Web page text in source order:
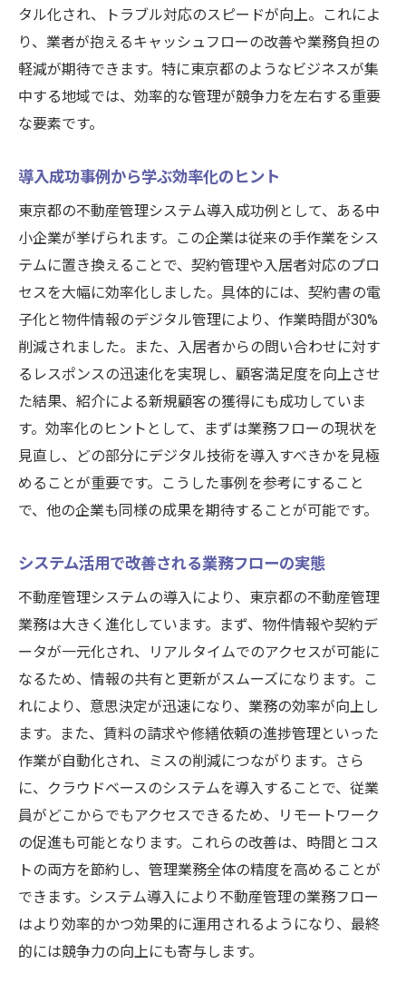
タル化され、トラブル対応のスピードが向上。これによ
り、業者が抱えるキャッシュフローの改善や業務負担の
軽減が期待できます。特に東京都のようなビジネスが集
中する地域では、効率的な管理が競争力を左右する重要
な要素です。
導入成功事例から学ぶ効率化のヒント
東京都の不動産管理システム導入成功例として、ある中
小企業が挙げられます。この企業は従来の手作業をシス
テムに置き換えることで、契約管理や入居者対応のプロ
セスを大幅に効率化しました。具体的には、契約書の電
子化と物件情報のデジタル管理により、作業時間が30%
削減されました。また、入居者からの問い合わせに対す
るレスポンスの迅速化を実現し、顧客満足度を向上させ
た結果、紹介による新規顧客の獲得にも成功していま
す。効率化のヒントとして、まずは業務フローの現状を
見直し、どの部分にデジタル技術を導入すべきかを見極
めることが重要です。こうした事例を参考にすること
で、他の企業も同様の成果を期待することが可能です。
システム活用で改善される業務フローの実態
不動産管理システムの導入により、東京都の不動産管理
業務は大きく進化しています。まず、物件情報や契約デ
ータが一元化され、リアルタイムでのアクセスが可能に
なるため、情報の共有と更新がスムーズになります。こ
れにより、意思決定が迅速になり、業務の効率が向上し
ます。また、賃料の請求や修繕依頼の進捗管理といった
作業が自動化され、ミスの削減につながります。さら
に、クラウドベースのシステムを導入することで、従業
員がどこからでもアクセスできるため、リモートワーク
の促進も可能となります。これらの改善は、時間とコス
トの両方を節約し、管理業務全体の精度を高めることが
できます。システム導入により不動産管理の業務フロー
はより効率的かつ効果的に運用されるようになり、最終
的には競争力の向上にも寄与します。